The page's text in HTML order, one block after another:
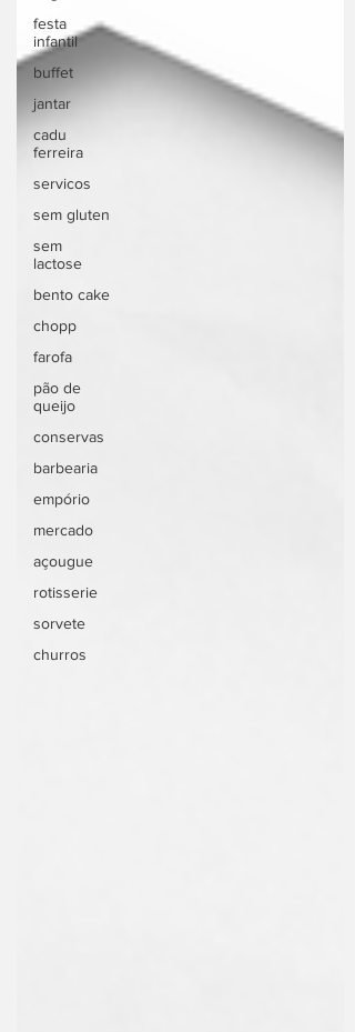
festa
infantil
buffet
jantar
cadu
ferreira
servicos
sem gluten
sem
lactose
bento cake
chopp
farofa
pão de
queijo
conservas
barbearia
empório
mercado
açougue
rotisserie
sorvete
churros